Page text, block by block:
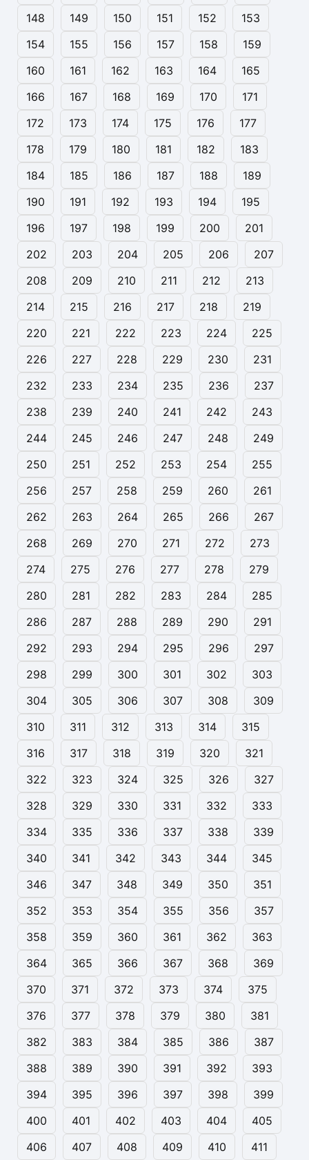
148
149 150 151 152
153
154
155 156 157 158
159
160
161 162 163 164
165
166
167 168 169 170
171
172
173 174 175 176
177
178
179 180 181 182
183
184
185 186 187 188
189
190
191 192 193 194
195
196
197 198 199 200
201
202
203 204 205 206
207
208
209 210 211 212
213
214
215 216 217 218
219
220
221 222 223 224
225
226
227 228 229 230
231
232
233 234 235 236
237
238
239 240 241 242
243
244
245 246 247 248
249
250
251 252 253 254
255
256
257 258 259 260
261
262
263 264 265 266
267
268
269 270 271 272
273
274
275 276 277 278
279
280
281 282 283 284
285
286
287 288 289 290
291
292
293 294 295 296
297
298
299 300 301 302
303
304
305 306 307 308
309
310
311 312 313 314
315
316
317 318 319 320
321
322
323 324 325 326
327
328
329 330 331 332
333
334
335 336 337 338
339
340
341 342 343 344
345
346
347 348 349 350
351
352
353 354 355 356
357
358
359 360 361 362
363
364
365 366 367 368
369
370
371 372 373 374
375
376
377 378 379 380
381
382
383 384 385 386
387
388
389 390 391 392
393
394
395 396 397 398
399
400
401 402 403 404
405
406
407 408 409 410 411